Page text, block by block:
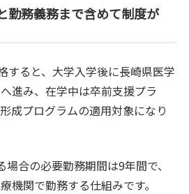
勤務義務まで含めて制度が
すると、大学入学後に長崎県医学
進み、在学中は卒前支援プラ
成プログラムの適用対象になり
合の必要勤務期間は9年間で、
機関で勤務する仕組みです。